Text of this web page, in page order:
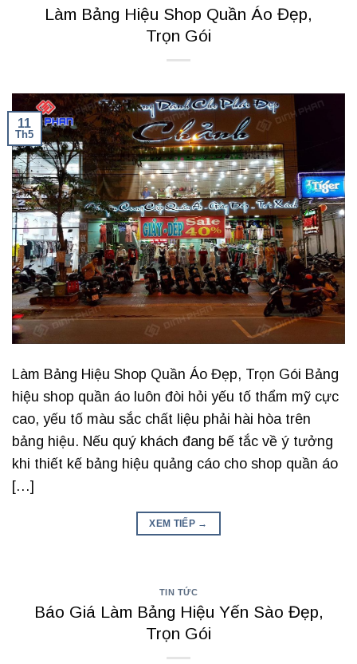
Làm Bảng Hiệu Shop Quần Áo Đẹp,
Trọn Gói
11
Th5
Làm Bảng Hiệu Shop Quần Áo Đẹp, Trọn Gói Bảng
hiệu shop quần áo luôn đòi hỏi yếu tố thẩm mỹ cực
cao, yếu tố màu sắc chất liệu phải hài hòa trên
bảng hiệu. Nếu quý khách đang bế tắc về ý tưởng
khi thiết kế bảng hiệu quảng cáo cho shop quần áo
[…]
XEM TIẾP →
TIN TỨC
Báo Giá Làm Bảng Hiệu Yến Sào Đẹp,
Trọn Gói